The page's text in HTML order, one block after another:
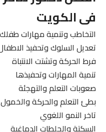
فى الكويت
التخاطب وتنمية مهارات
تعديل السلوك وتحفيذ
فرط الحركة وتشتت الانتباة
تنمية المهارات وتحفيذها
صعوبات التعلم والتهجئة
بطئ التعلم والحركة والخمول
تاخر النمو اللغوي
السكتة والجلطات الدماغية